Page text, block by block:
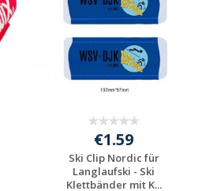
€1.59
Ski Clip Nordic für
Langlaufski - Ski
Klettbänder mit K...